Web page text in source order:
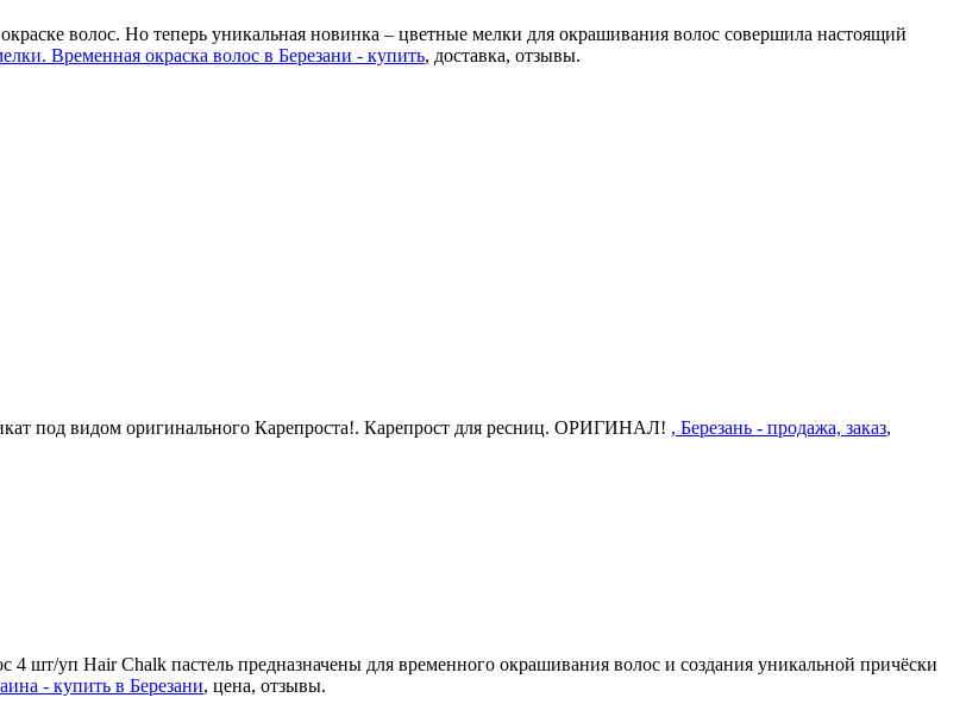
волос. Но теперь уникальная новинка – цветные мелки для окрашивания волос совершила настоящий
Временная окраска волос в Березани - купить, доставка, отзывы.
под видом оригинального Карепроста!. Карепрост для ресниц. ОРИГИНАЛ! , Березань - продажа, заказ,
4 шт/уп Hair Chalk пастель предназначены для временного окрашивания волос и создания уникальной причёски
- купить в Березани, цена, отзывы.